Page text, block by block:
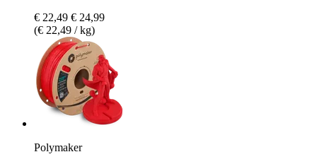
€ 22,49 € 24,99
(€ 22,49 / kg)
Polymaker